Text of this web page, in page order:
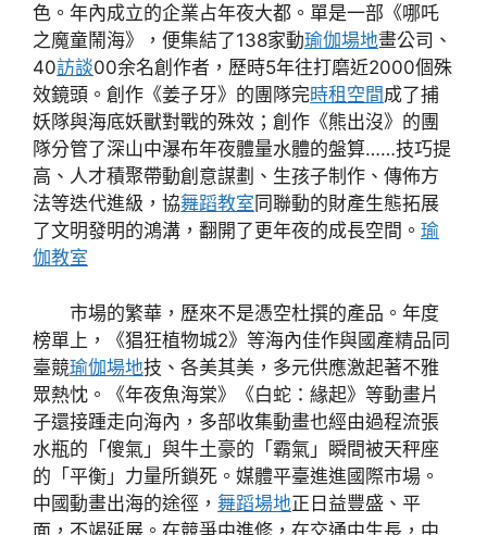
色。年內成立的企業占年夜大都。單是一部《哪吒
之魔童鬧海》，便集結了138家動瑜伽場地畫公司、
40訪談00余名創作者，歷時5年往打磨近2000個殊
效鏡頭。創作《姜子牙》的團隊完時租空間成了捕
妖隊與海底妖獸對戰的殊效；創作《熊出沒》的團
隊分管了深山中瀑布年夜體量水體的盤算……技巧提
高、人才積聚帶動創意謀劃、生孩子制作、傳佈方
法等迭代進級，協舞蹈教室 同聯動的財產生態拓展
了文明發明的鴻溝，翻開了更年夜的成長空間。 瑜
伽教室
市場的繁華，歷來不是憑空杜撰的產品。年度
榜單上，《猖狂植物城2》等海內佳作與國產精品同
臺競瑜伽場地技、各美其美，多元供應激起著不雅
眾熱忱。《年夜魚海棠》《白蛇：緣起》等動畫片
子還接踵走向海內，多部收集動畫也經由過程流張
水瓶的「傻氣」與牛土豪的「霸氣」瞬間被天秤座
的「平衡」力量所鎖死。媒體平臺進進國際市場。
中國動畫出海的途徑， 舞蹈場地正日益豐盛、平
面，不竭延展。在競爭中進修，在交通中生長，中